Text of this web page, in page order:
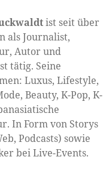
ist seit über
als Journalist,
Autor und
tätig. Seine
Luxus, Lifestyle,
Beauty, K-Pop, K-
In Form von Storys
Podcasts) sowie
bei Live-Events.